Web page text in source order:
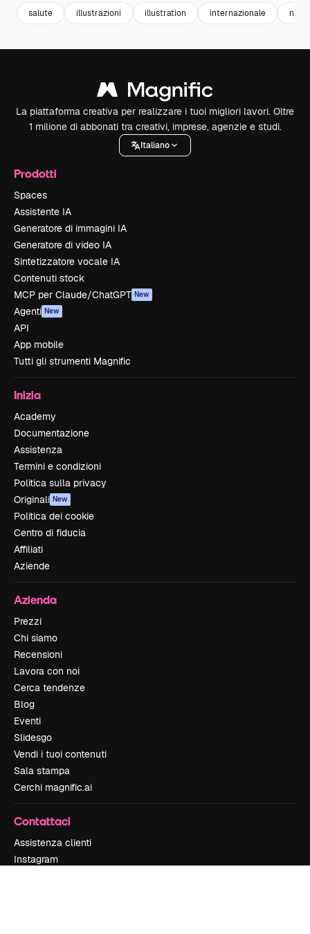
salute illustrazioni illustration internazionale
La piattaforma creativa per realizzare i tuoi migliori lavori. Oltre
1 milione di abbonati tra creativi, imprese, agenzie e studi.
Italiano
Prodotti
Spaces
Assistente IA
Generatore di immagini IA
Generatore di video IA
Sintetizzatore vocale IA
Contenuti stock
MCP per Claude/ChatGPT New
Agenti New
API
App mobile
Tutti gli strumenti Magnific
Inizia
Academy
Documentazione
Assistenza
Termini e condizioni
Politica sulla privacy
Originali New
Politica dei cookie
Centro di fiducia
Affiliati
Aziende
Azienda
Prezzi
Chi siamo
Recensioni
Lavora con noi
Cerca tendenze
Blog
Eventi
Slidesgo
Vendi i tuoi contenuti
Sala stampa
Cerchi magnific.ai
Contattaci
Assistenza clienti
Instagram